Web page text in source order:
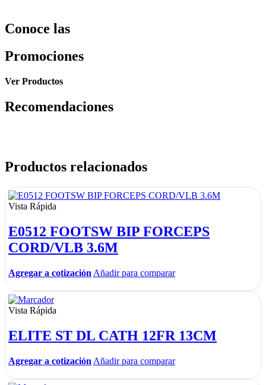
Conoce las
Promociones
Ver Productos
Recomendaciones
Productos relacionados
Vista Rápida
E0512 FOOTSW BIP FORCEPS
CORD/VLB 3.6M
Agregar a cotización Añadir para comparar
Vista Rápida
ELITE ST DL CATH 12FR 13CM
Agregar a cotización Añadir para comparar